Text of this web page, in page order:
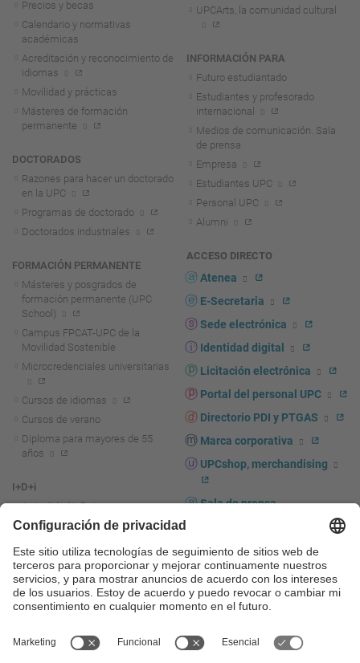
Precios y becas
Calendario y normativas
académicas
Acreditación y reconocimiento de
idiomas
Movilidad y prácticas
Másteres de formación
permanente
DOCTORADOS
Razones para hacer un doctorado
en la UPC
Programas de doctorado
Doctorados industriales
FORMACIÓN PERMANENTE
Másteres y posgrados de
formación permanente (UPC
School)
Campus FPCAT-UPC de la
Movilidad Sostenible
Microcredenciales universitarias
Cursos de idiomas
Cursos de verano
Diploma para mayores de 55
años
I+D+i
Actualidad I+D+I
La investigación en la UPC
Fomento y apoyo a la
investigación
La transferencia, el
emprendimiento y la innovación
en la UPC
transferencia, el emprendimiento
UPCArts, la comunidad cultural
INFORMACIÓN PARA
Futuro estudiantado
Estudiantes y profesorado
internacional
Medios de comunicación. Sala
de prensa
Empresa
Estudiantes UPC
Personal UPC
Alumni
ACCESO DIRECTO
Atenea
E-Secretaria
Sede electrónica
Identidad digital
Licitación electrónica
Portal del personal UPC
Directorio PDI y PTGAS
Marca corporativa
UPCshop, merchandising
Sala de prensa